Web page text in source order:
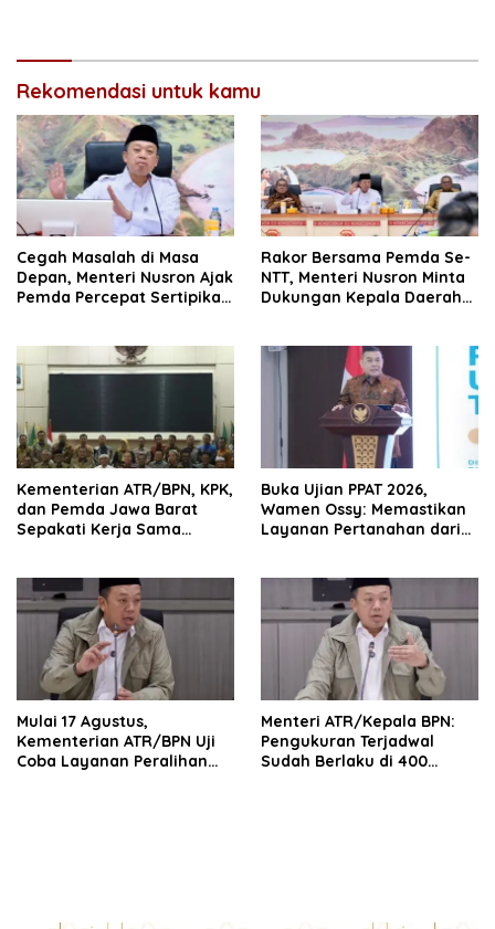
Rekomendasi untuk kamu
Cegah Masalah di Masa
Depan, Menteri Nusron Ajak
Pemda Percepat Sertipikasi
Rakor Bersama Pemda Se-
NTT, Menteri Nusron Minta
Dukungan Kepala Daerah
Kementerian ATR/BPN, KPK,
dan Pemda Jawa Barat
Sepakati Kerja Sama
Ekonomi Daerah
Buka Ujian PPAT 2026,
Wamen Ossy: Memastikan
Layanan Pertanahan dari
Berintegritas
Mulai 17 Agustus,
Kementerian ATR/BPN Uji
Coba Layanan Peralihan
Menteri ATR/Kepala BPN:
Pengukuran Terjadwal
Sudah Berlaku di 400